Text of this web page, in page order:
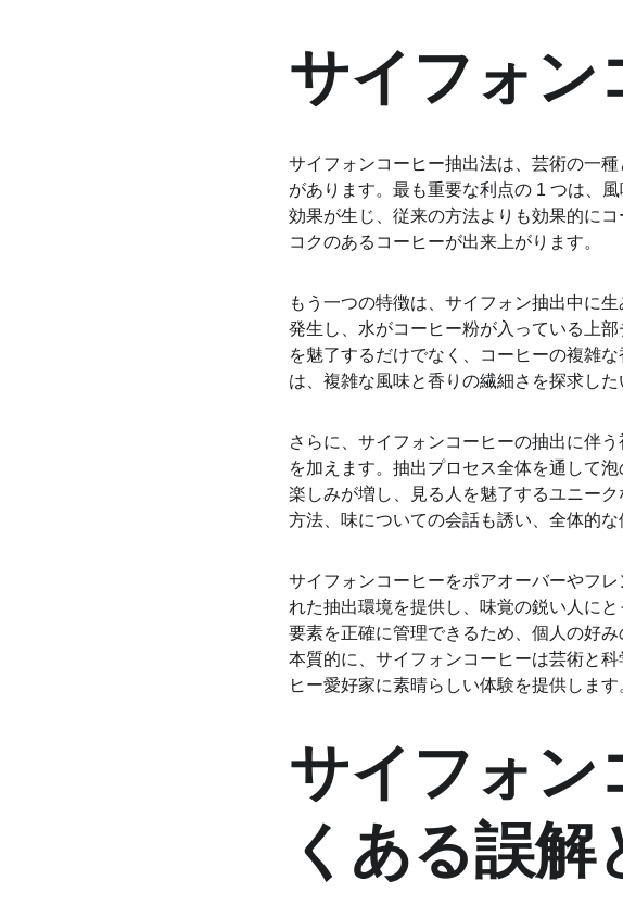
サイフォン
サイフォンコーヒー抽出法は、芸術の一
があります。最も重要な利点の 1 つは、
効果が生じ、従来の方法よりも効果的に
コクのあるコーヒーが出来上がります。
もう一つの特徴は、サイフォン抽出中に
発生し、水がコーヒー粉が入っている上
を魅了するだけでなく、コーヒーの複雑
は、複雑な風味と香りの繊細さを探求し
さらに、サイフォンコーヒーの抽出に伴
を加えます。抽出プロセス全体を通して
楽しみが増し、見る人を魅了するユニー
方法、味についての会話も誘い、全体的な
サイフォンコーヒーをポアオーバーやフ
れた抽出環境を提供し、味覚の鋭い人に
要素を正確に管理できるため、個人の好
本質的に、サイフォンコーヒーは芸術と
ヒー愛好家に素晴らしい体験を提供します
サイフォン
くある誤解